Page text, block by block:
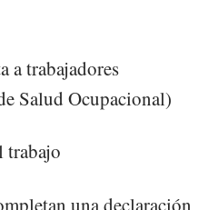
a trabajadores
Salud Ocupacional)
trabajo
una declaración